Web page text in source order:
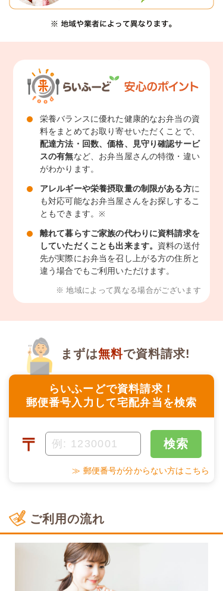
栄養バランスに優れた健康的なお弁当の資
料をまとめてお取り寄せいただくことで、
配達方法・回数、価格、見守り確認サービ
スの有無など、お弁当屋さんの特徴・違い
がわかります。
アレルギーや栄養摂取量の制限がある方に
も対応可能なお弁当屋さんをお探しするこ
ともできます。※
離れて暮らすご家族の代わりに資料請求を
していただくことも出来ます。 資料の送付
先が実際にお弁当を召し上がる方の住所と
違う場合でもご利用いただけます。
※ 地域によって異なる場合がございます
らいふーどで資料請求！
郵便番号入力して宅配弁当を検索
まずは無料で資料請求!
〒 検索
≫ 郵便番号が分からない方はこちら
ご利用の流れ